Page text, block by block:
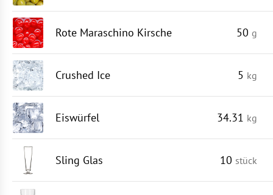
Rote Maraschino Kirsche 50 g
Crushed Ice 5 kg
Eiswürfel 34.31 kg
Sling Glas 10 stück